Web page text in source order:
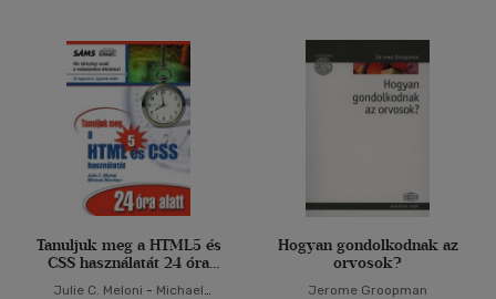
Tanuljuk meg a HTML5 és
CSS használatát 24 óra
Julie C. Meloni - Michael
Hogyan gondolkodnak az
orvosok?
Jerome Groopman